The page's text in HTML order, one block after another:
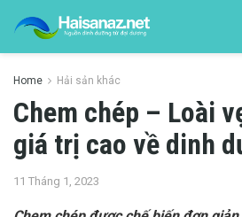
Home Hải sản khác
Chem chép – Loài
giá trị cao về dinh
11 Tháng 1, 2023